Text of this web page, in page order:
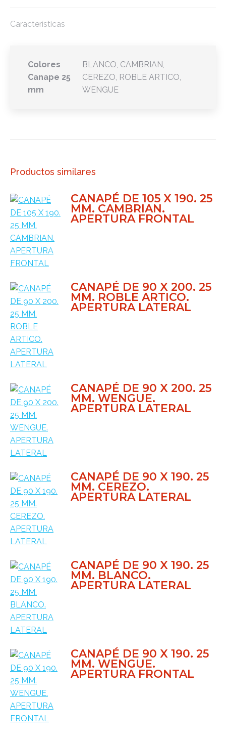
Características
Colores
Canape 25
mm
BLANCO, CAMBRIAN,
CEREZO, ROBLE ARTICO,
WENGUE
Productos similares
CANAPÉ DE 105 X 190. 25
MM. CAMBRIAN.
APERTURA FRONTAL
CANAPÉ DE 90 X 200. 25
MM. ROBLE ARTICO.
APERTURA LATERAL
CANAPÉ DE 90 X 200. 25
MM. WENGUE.
APERTURA LATERAL
CANAPÉ DE 90 X 190. 25
MM. CEREZO.
APERTURA LATERAL
CANAPÉ DE 90 X 190. 25
MM. BLANCO.
APERTURA LATERAL
CANAPÉ DE 90 X 190. 25
MM. WENGUE.
APERTURA FRONTAL